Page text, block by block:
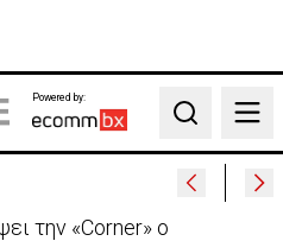
Powered by:
Search